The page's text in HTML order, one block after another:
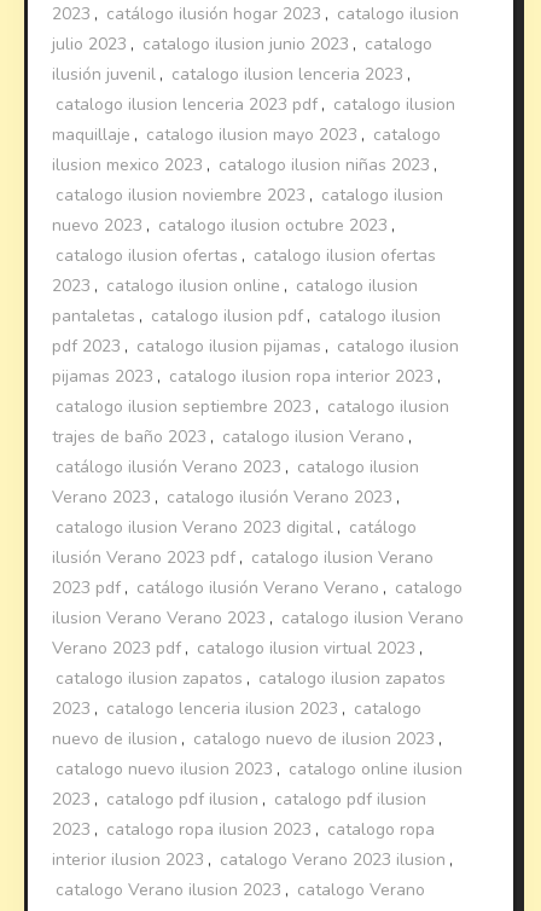
2023 , catálogo ilusión hogar 2023 , catalogo ilusion
julio 2023 , catalogo ilusion junio 2023 , catalogo
ilusión juvenil , catalogo ilusion lenceria 2023 ,
catalogo ilusion lenceria 2023 pdf , catalogo ilusion
maquillaje , catalogo ilusion mayo 2023 , catalogo
ilusion mexico 2023 , catalogo ilusion niñas 2023 ,
catalogo ilusion noviembre 2023 , catalogo ilusion
nuevo 2023 , catalogo ilusion octubre 2023 ,
catalogo ilusion ofertas , catalogo ilusion ofertas
2023 , catalogo ilusion online , catalogo ilusion
pantaletas , catalogo ilusion pdf , catalogo ilusion
pdf 2023 , catalogo ilusion pijamas , catalogo ilusion
pijamas 2023 , catalogo ilusion ropa interior 2023 ,
catalogo ilusion septiembre 2023 , catalogo ilusion
trajes de baño 2023 , catalogo ilusion Verano ,
catálogo ilusión Verano 2023 , catalogo ilusion
Verano 2023 , catalogo ilusión Verano 2023 ,
catalogo ilusion Verano 2023 digital , catálogo
ilusión Verano 2023 pdf , catalogo ilusion Verano
2023 pdf , catálogo ilusión Verano Verano , catalogo
ilusion Verano Verano 2023 , catalogo ilusion Verano
Verano 2023 pdf , catalogo ilusion virtual 2023 ,
catalogo ilusion zapatos , catalogo ilusion zapatos
2023 , catalogo lenceria ilusion 2023 , catalogo
nuevo de ilusion , catalogo nuevo de ilusion 2023 ,
catalogo nuevo ilusion 2023 , catalogo online ilusion
2023 , catalogo pdf ilusion , catalogo pdf ilusion
2023 , catalogo ropa ilusion 2023 , catalogo ropa
interior ilusion 2023 , catalogo Verano 2023 ilusion ,
catalogo Verano ilusion 2023 , catalogo Verano